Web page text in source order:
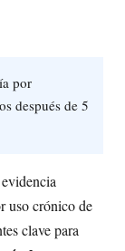
por
después de 5
uso crónico de
clave para